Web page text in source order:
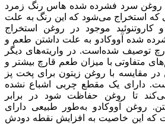
روغن سرد فشرده شده هاس رنگ زمرد
که استخراج می‌شود که این رنگ به علت
کاروتنوئید موجود در روغن استخراج
شده آووکادو به علت داشتن طعم و
توصیف شده‌است. در واریته‌های دیگر
متفاوتی با میزان طعم قارچ بیشتر و
مقایسه با روغن زیتون برای پخت پز
دارای یک مقطع چربی اشباع نشده
تا روغن حفاظت شود در برابر
روغن آووکادو به‌طور طبیعی دارای
این خاصیت به افزایش نقطه دودش